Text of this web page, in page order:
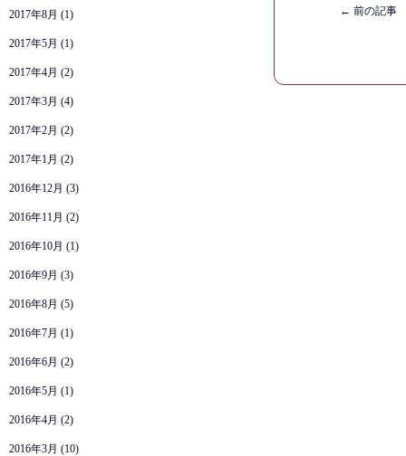
← 前の記事
2017年8月 (1)
2017年5月 (1)
2017年4月 (2)
2017年3月 (4)
2017年2月 (2)
2017年1月 (2)
2016年12月 (3)
2016年11月 (2)
2016年10月 (1)
2016年9月 (3)
2016年8月 (5)
2016年7月 (1)
2016年6月 (2)
2016年5月 (1)
2016年4月 (2)
2016年3月 (10)